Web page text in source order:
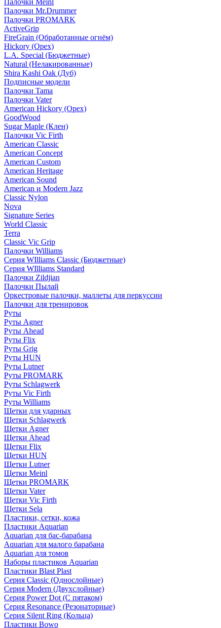
Палочки Meinl
Палочки Mr.Drummer
Палочки PROMARK
ActiveGrip
FireGrain (Обработанные огнём)
Hickory (Орех)
L.A. Special (Бюджетные)
Natural (Нелакированные)
Shira Kashi Oak (Дуб)
Подписные модели
Палочки Tama
Палочки Vater
American Hickory (Орех)
GoodWood
Sugar Maple (Клен)
Палочки Vic Firth
American Classic
American Concept
American Custom
American Heritage
American Sound
American и Modern Jazz
Classic Nylon
Nova
Signature Series
World Classic
Terra
Classic Vic Grip
Палочки Williams
Серия WIlliams Classic (Бюджетные)
Серия WIlliams Standard
Палочки Zildjian
Палочки Пылай
Оркестровые палочки, маллеты для перкуссии
Палочки для тренировок
Руты
Руты Agner
Руты Ahead
Руты Flix
Руты Grig
Руты HUN
Руты Lutner
Руты PROMARK
Руты Schlagwerk
Руты Vic Firth
Руты Williams
Щетки для ударных
Щетки Schlagwerk
Щетки Agner
Щетки Ahead
Щетки Flix
Щетки HUN
Щетки Lutner
Щетки Meinl
Щетки PROMARK
Щетки Vater
Щетки Vic Firth
Щетки Sela
Пластики, сетки, кожа
Пластики Aquarian
Aquarian для бас-барабана
Aquarian для малого барабана
Aquarian для томов
Наборы пластиков Aquarian
Пластики Blast Plast
Серия Classic (Однослойные)
Серия Modern (Двухслойные)
Серия Power Dot (С пятаком)
Серия Resonance (Резонаторные)
Серия Silent Ring (Кольца)
Пластики Bowo